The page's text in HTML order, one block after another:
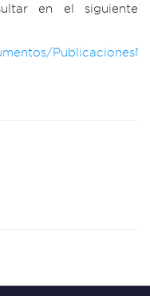
en el siguiente